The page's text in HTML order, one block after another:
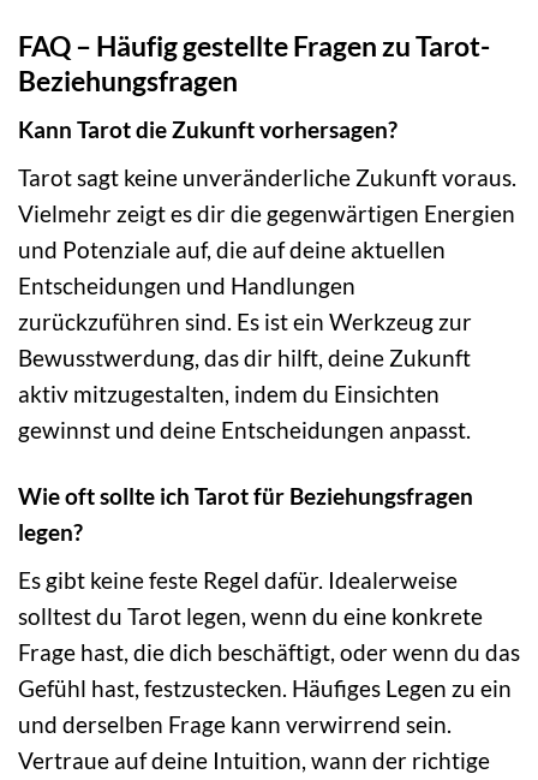
FAQ – Häufig gestellte Fragen zu Tarot-
Beziehungsfragen
Kann Tarot die Zukunft vorhersagen?
Tarot sagt keine unveränderliche Zukunft voraus.
Vielmehr zeigt es dir die gegenwärtigen Energien
und Potenziale auf, die auf deine aktuellen
Entscheidungen und Handlungen
zurückzuführen sind. Es ist ein Werkzeug zur
Bewusstwerdung, das dir hilft, deine Zukunft
aktiv mitzugestalten, indem du Einsichten
gewinnst und deine Entscheidungen anpasst.
Wie oft sollte ich Tarot für Beziehungsfragen
legen?
Es gibt keine feste Regel dafür. Idealerweise
solltest du Tarot legen, wenn du eine konkrete
Frage hast, die dich beschäftigt, oder wenn du das
Gefühl hast, festzustecken. Häufiges Legen zu ein
und derselben Frage kann verwirrend sein.
Vertraue auf deine Intuition, wann der richtige